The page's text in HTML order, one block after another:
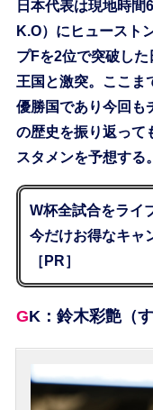
日本代表は現地時
K.O）にヒュースト
プFを2位で突破し
王国と激突。ここま
優勝国であり今回も
の歴史を振り返って
スタメンを予想する
W杯全試合をライ
今だけお得なキャ
［PR］
GK：鈴木彩艶（